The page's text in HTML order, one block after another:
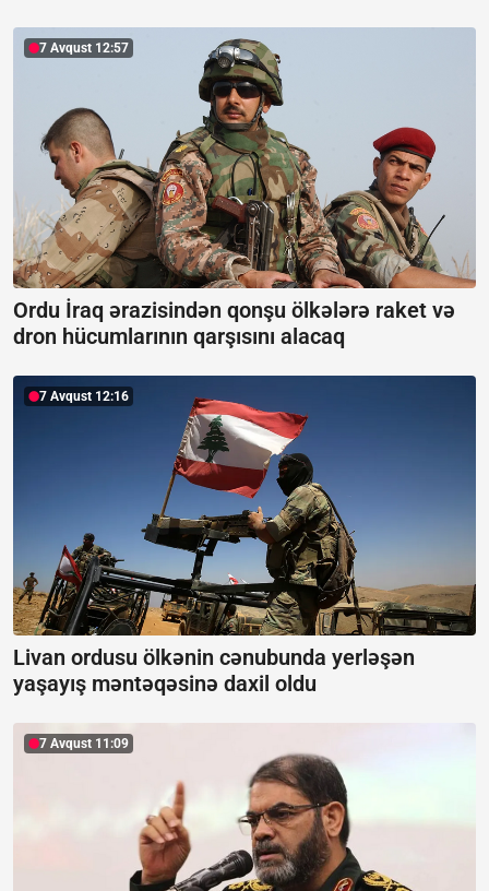
7 Avqust 12:57
Ordu İraq ərazisindən qonşu ölkələrə raket və
dron hücumlarının qarşısını alacaq
7 Avqust 12:16
Livan ordusu ölkənin cənubunda yerləşən
yaşayış məntəqəsinə daxil oldu
7 Avqust 11:09